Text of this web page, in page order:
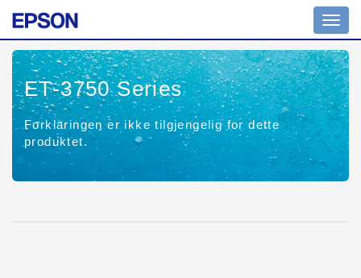
ET-3750 Series
Forklaringen er ikke tilgjengelig for dette
produktet.